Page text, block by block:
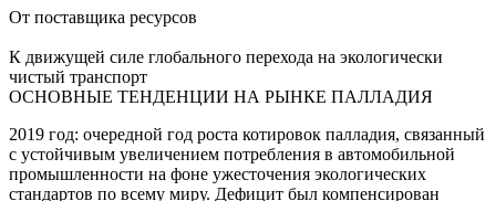
От поставщика ресурсов
К движущей силе глобального перехода на экологически
чистый транспорт
ОСНОВНЫЕ ТЕНДЕНЦИИ НА РЫНКЕ ПАЛЛАДИЯ
2019 год: очередной год роста котировок палладия, связанный
с устойчивым увеличением потребления в автомобильной
промышленности на фоне ужесточения экологических
стандартов по всему миру. Дефицит был компенсирован